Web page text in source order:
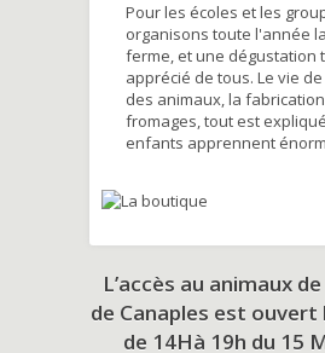
Pour les écoles et les
organisons toute l'année
ferme, et une dégustation
apprécié de tous. Le vie
des animaux, la
fromages, tout est
enfants apprennent
L’accès au animaux
de Canaples est ouvert
de 14Hà 19h du 15